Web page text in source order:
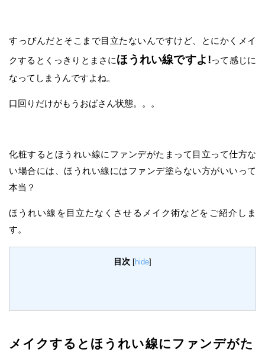
すっぴんだとそこまで目立たないんですけど、とにかくメイ
クするとくっきりとまさにほうれい線ですよ!って感じに
なってしまうんですよね。
口回りだけがもうおばさん状態。。。
化粧するとほうれい線にファンデがたまって目立って仕方な
い場合には、ほうれい線にはファンデ塗らない方がいいって
本当？
ほうれい線を目立たなくさせるメイク術などをご紹介しま
す。
目次 [hide]
メイクするとほうれい線にファンデがた